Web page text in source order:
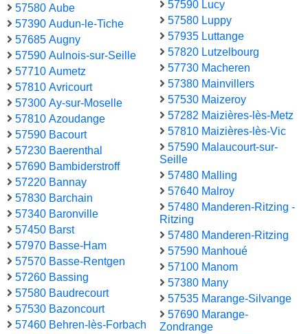
57580 Aube
57390 Audun-le-Tiche
57685 Augny
57590 Aulnois-sur-Seille
57710 Aumetz
57810 Avricourt
57300 Ay-sur-Moselle
57810 Azoudange
57590 Bacourt
57230 Baerenthal
57690 Bambiderstroff
57220 Bannay
57830 Barchain
57340 Baronville
57450 Barst
57970 Basse-Ham
57570 Basse-Rentgen
57260 Bassing
57580 Baudrecourt
57530 Bazoncourt
57460 Behren-lès-Forbach
57590 Lucy
57580 Luppy
57935 Luttange
57820 Lutzelbourg
57730 Macheren
57380 Mainvillers
57530 Maizeroy
57282 Maizières-lès-Metz
57810 Maizières-lès-Vic
57590 Malaucourt-sur-
Seille
57480 Malling
57640 Malroy
57480 Manderen-Ritzing -
Ritzing
57480 Manderen-Ritzing
57590 Manhoué
57100 Manom
57380 Many
57535 Marange-Silvange
57690 Marange-
Zondrange